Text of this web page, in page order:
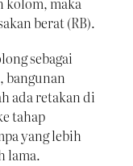
berat (RB).
sebagai
bangunan
ada retakan di
tahap
yang lebih
lama.